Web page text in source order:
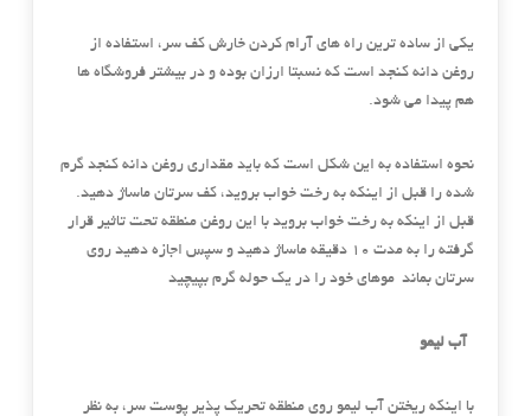
یکی از ساده ترین راه های آرام کردن خارش کف سر، استفاده از
روغن دانه کنجد است که نسبتا ارزان بوده و در بیشتر فروشگاه ها
هم پیدا می شود.
نحوه استفاده به این شکل است که باید مقداری روغن دانه کنجد گرم
شده را قبل از اینکه به رخت خواب بروید، کف سرتان ماساژ دهید.
قبل از اینکه به رخت خواب بروید با این روغن منطقه تحت تاثیر قرار
گرفته را به مدت 10 دقیقه ماساژ دهید و سپس اجازه دهید روی
سرتان بماند موهای خود را در یک حوله گرم بپیچید
آب لیمو
با اینکه ریختن آب لیمو روی منطقه تحریک پذیر پوست سر، به نظر